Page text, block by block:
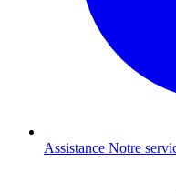
Assistance Notre